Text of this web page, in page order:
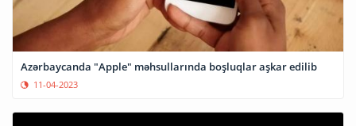
Azərbaycanda "Apple" məhsullarında boşluqlar aşkar edilib
11-04-2023